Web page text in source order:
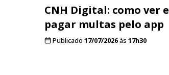
CNH Digital: como ver e
pagar multas pelo app
Publicado 17/07/2026às 17h30